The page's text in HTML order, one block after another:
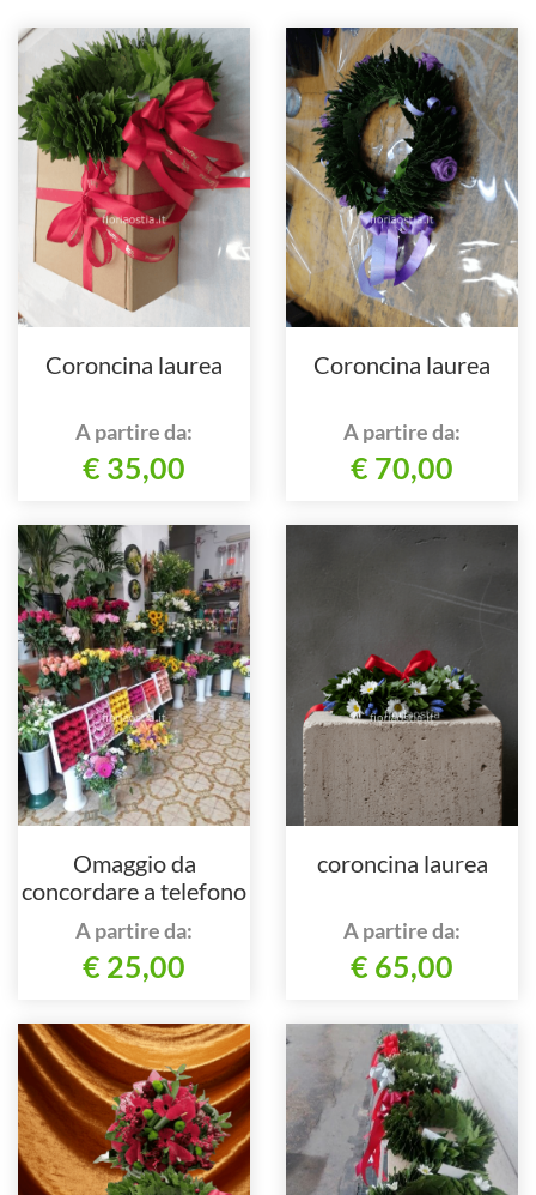
Coroncina laurea
A partire da:
€ 35,00
Coroncina laurea
A partire da:
€ 70,00
Omaggio da
concordare a telefono
al 3295664642
A partire da:
€ 25,00
coroncina laurea
A partire da:
€ 65,00